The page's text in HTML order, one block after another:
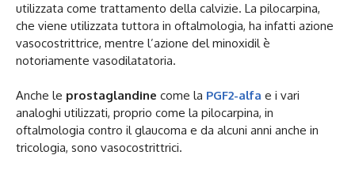
utilizzata come trattamento della calvizie. La pilocarpina,
che viene utilizzata tuttora in oftalmologia, ha infatti azione
vasocostrittrice, mentre l’azione del minoxidil è
notoriamente vasodilatatoria.
Anche le prostaglandine come la PGF2-alfa e i vari
analoghi utilizzati, proprio come la pilocarpina, in
oftalmologia contro il glaucoma e da alcuni anni anche in
tricologia, sono vasocostrittrici.